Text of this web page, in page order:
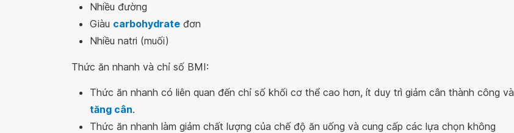
Nhiều đường
Giàu carbohydrate đơn
Nhiều natri (muối)
Thức ăn nhanh và chỉ số BMI:
Thức ăn nhanh có liên quan đến chỉ số khối cơ thể cao hơn, ít duy trì giảm cân thành công và
tăng cân.
Thức ăn nhanh làm giảm chất lượng của chế độ ăn uống và cung cấp các lựa chọn không